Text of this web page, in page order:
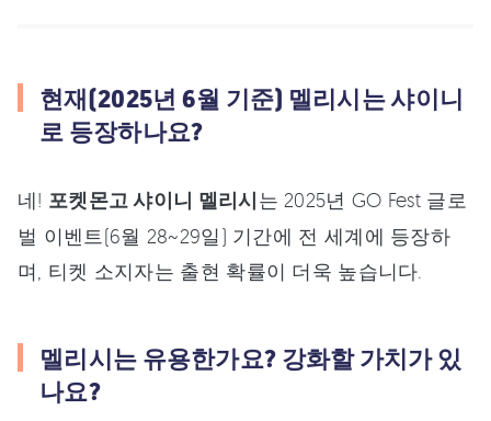
현재(2025년 6월 기준) 멜리시는 샤이니
로 등장하나요?
네! 포켓몬고 샤이니 멜리시는 2025년 GO Fest 글로
벌 이벤트(6월 28~29일) 기간에 전 세계에 등장하
며, 티켓 소지자는 출현 확률이 더욱 높습니다.
멜리시는 유용한가요? 강화할 가치가 있
나요?